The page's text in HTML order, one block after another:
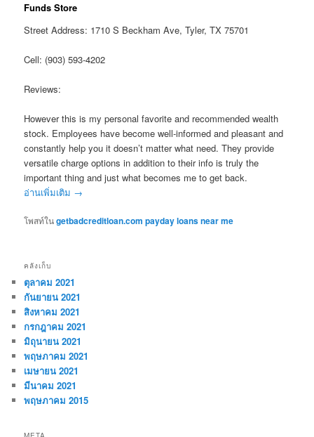
Funds Store
Street Address: 1710 S Beckham Ave, Tyler, TX 75701
Cell: (903) 593-4202
Reviews:
However this is my personal favorite and recommended wealth
stock. Employees have become well-informed and pleasant and
constantly help you it doesn’t matter what need. They provide
versatile charge options in addition to their info is truly the
important thing and just what becomes me to get back.
อ่านเพิ่มเติม →
โพสท์ในgetbadcreditloan.com payday loans near me
คลังเก็บ
ตุลาคม 2021
กันยายน 2021
สิงหาคม 2021
กรกฎาคม 2021
มิถุนายน 2021
พฤษภาคม 2021
เมษายน 2021
มีนาคม 2021
พฤษภาคม 2015